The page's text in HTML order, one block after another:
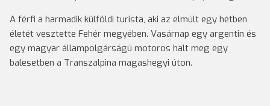
A férfi a harmadik külföldi turista, aki az elmúlt egy hétben
életét vesztette Fehér megyében. Vasárnap egy argentin és
egy magyar állampolgárságú motoros halt meg egy
balesetben a Transzalpina magashegyi úton.